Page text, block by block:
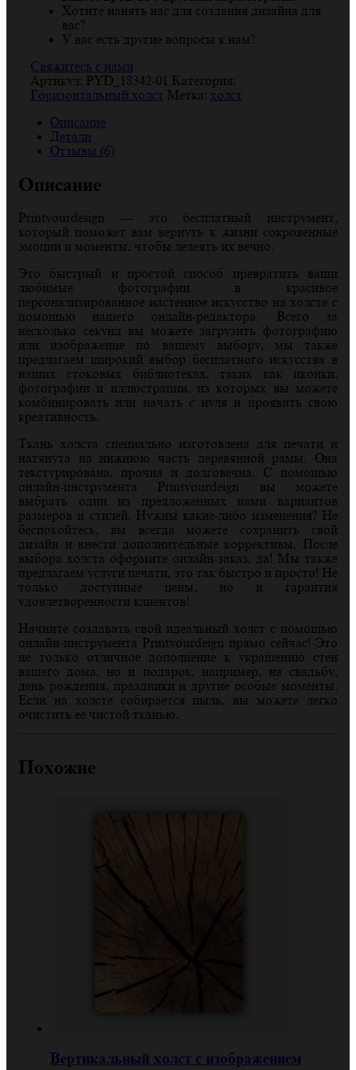
Хотите нанять нас для создания дизайна для
вас?
У вас есть другие вопросы к нам?
Свяжитесь с нами
Артикул: PYD_18342-01 Категория:
Горизонтальный холст Метка: холст
Описание
Детали
Отзывы (6)
Описание
Printyourdesign — это бесплатный инструмент,
который поможет вам вернуть к жизни сокровенные
эмоции и моменты, чтобы лелеять их вечно.
Это быстрый и простой способ превратить ваши
любимые фотографии в красивое
персонализированное настенное искусство на холсте с
помощью нашего онлайн-редактора. Всего за
несколько секунд вы можете загрузить фотографию
или изображение по вашему выбору, мы также
предлагаем широкий выбор бесплатного искусства в
наших стоковых библиотеках, таких как иконки,
фотографии и иллюстрации, из которых вы можете
комбинировать или начать с нуля и проявить свою
креативность.
Ткань холста специально изготовлена для печати и
натянута на нижнюю часть деревянной рамы. Она
текстурирована, прочна и долговечна. С помощью
онлайн-инструмента Printyourdeign вы можете
выбрать один из предложенных нами вариантов
размеров и стилей. Нужны какие-либо изменения? Не
беспокойтесь, вы всегда можете сохранить свой
дизайн и внести дополнительные коррективы. После
выбора холста оформите онлайн-заказ, да! Мы также
предлагаем услуги печати, это так быстро и просто! Не
только доступные цены, но и гарантия
удовлетворенности клиентов!
Начните создавать свой идеальный холст с помощью
онлайн-инструмента Printyourdeign прямо сейчас! Это
не только отличное дополнение к украшению стен
вашего дома, но и подарок, например, на свадьбу,
день рождения, праздники и другие особые моменты.
Если на холсте собирается пыль, вы можете легко
очистить ее чистой тканью.
Похожие
Вертикальный холст с изображением